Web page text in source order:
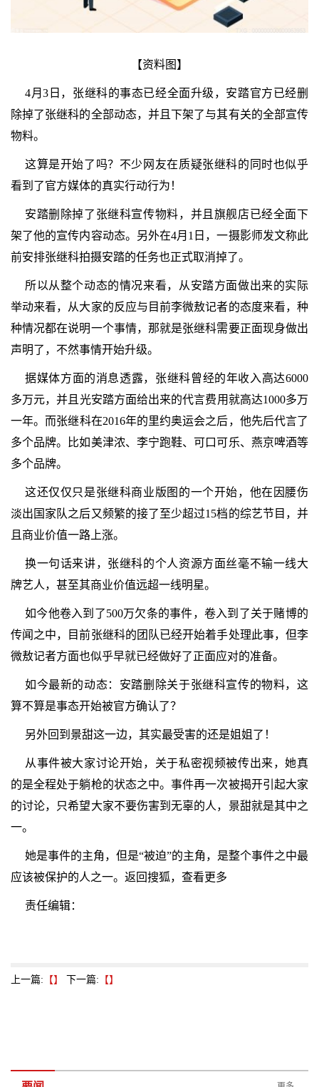
【资料图】
4月3日，张继科的事态已经全面升级，安踏官方已经删
除掉了张继科的全部动态，并且下架了与其有关的全部宣传
物料。
这算是开始了吗？不少网友在质疑张继科的同时也似乎
看到了官方媒体的真实行动行为！
安踏删除掉了张继科宣传物料，并且旗舰店已经全面下
架了他的宣传内容动态。另外在4月1日，一摄影师发文称此
前安排张继科拍摄安踏的任务也正式取消掉了。
所以从整个动态的情况来看，从安踏方面做出来的实际
举动来看，从大家的反应与目前李微敖记者的态度来看，种
种情况都在说明一个事情，那就是张继科需要正面现身做出
声明了，不然事情开始升级。
据媒体方面的消息透露，张继科曾经的年收入高达6000
多万元，并且光安踏方面给出来的代言费用就高达1000多万
一年。而张继科在2016年的里约奥运会之后，他先后代言了
多个品牌。比如美津浓、李宁跑鞋、可口可乐、燕京啤酒等
多个品牌。
这还仅仅只是张继科商业版图的一个开始，他在因腰伤
淡出国家队之后又频繁的接了至少超过15档的综艺节目，并
且商业价值一路上涨。
换一句话来讲，张继科的个人资源方面丝毫不输一线大
牌艺人，甚至其商业价值远超一线明星。
如今他卷入到了500万欠条的事件，卷入到了关于赌博的
传闻之中，目前张继科的团队已经开始着手处理此事，但李
微敖记者方面也似乎早就已经做好了正面应对的准备。
如今最新的动态：安踏删除关于张继科宣传的物料，这
算不算是事态开始被官方确认了？
另外回到景甜这一边，其实最受害的还是姐姐了！
从事件被大家讨论开始，关于私密视频被传出来，她真
的是全程处于躺枪的状态之中。事件再一次被揭开引起大家
的讨论，只希望大家不要伤害到无辜的人，景甜就是其中之
一。
她是事件的主角，但是“被迫”的主角，是整个事件之中最
应该被保护的人之一。返回搜狐，查看更多
责任编辑：
上一篇: 【】 下一篇: 【】